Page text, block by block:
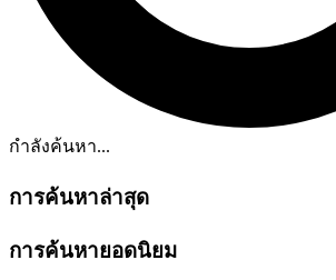
กำลังค้นหา...
การค้นหาล่าสุด
การค้นหายอดนิยม